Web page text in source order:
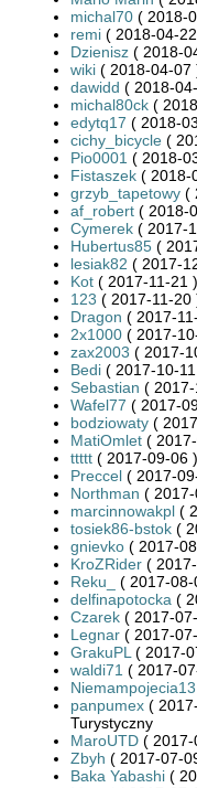
michal70 ( 2018-
remi ( 2018-04-
Dzienisz ( 2018-
wiki ( 2018-04-07
dawidd ( 2018-
michal80ck (
edytq17 ( 2018-
cichy_bicycle (
Pio0001 ( 2018-
Fistaszek ( 2018-
grzyb_tapetowy (
af_robert ( 2018-
Cymerek ( 2017-
Hubertus85 (
lesiak82 ( 2017-
Kot ( 2017-11-21 )
123 ( 2017-11-20
Dragon ( 2017-
2x1000 ( 2017-
zax2003 ( 2017-
Bedi ( 2017-10-
Sebastian (
Wafel77 ( 2017-
bodziowaty (
MatiOmlet (
ttttt ( 2017-09-06 )
Preccel ( 2017-
Northman (
marcinnowakpl (
tosiek86-bstok (
gnievko ( 2017-
KroZRider (
Reku_
( 2017-08-
delfinapotocka (
Czarek ( 2017-
Legnar ( 2017-
GrakuPL ( 2017-
waldi71 ( 2017-
Niemampojecia13
panpumex (
Turystyczny
MaroUTD ( 2017-
Zbyh ( 2017-07-
Baka Yabashi (